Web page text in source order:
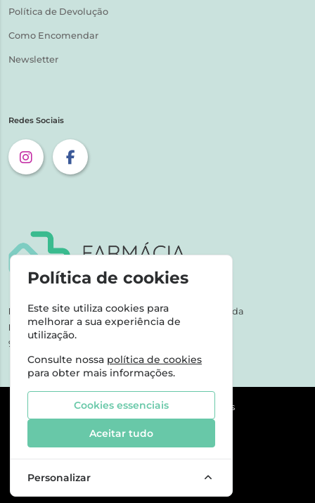
Política de Devolução
Como Encomendar
Newsletter
Redes Sociais
NIPC:507 590 490 | Farmácias Tarige Unipessoal Lda
Horário de Atendimento:
9-17h dias úteis
©2026 Todos os direitos reservados
Política de cookies
Este site utiliza cookies para
melhorar a sua experiência de
utilização.
Consulte nossa política de cookies
para obter mais informações.
Cookies essenciais
Aceitar tudo
Personalizar